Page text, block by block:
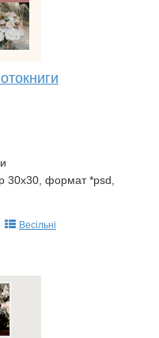
30х30, формат *psd,
Весільні